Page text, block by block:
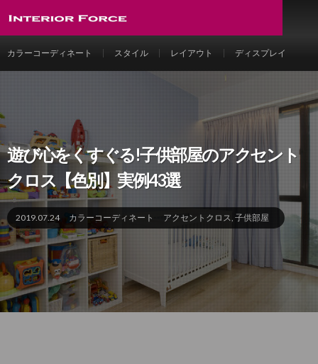
カラーコーディネート スタイル レイアウト ディスプレイ
遊び心をくすぐる!子供部屋のアクセント
クロス【色別】実例43選
2019.07.24 カラーコーディネート アクセントクロス, 子供部屋